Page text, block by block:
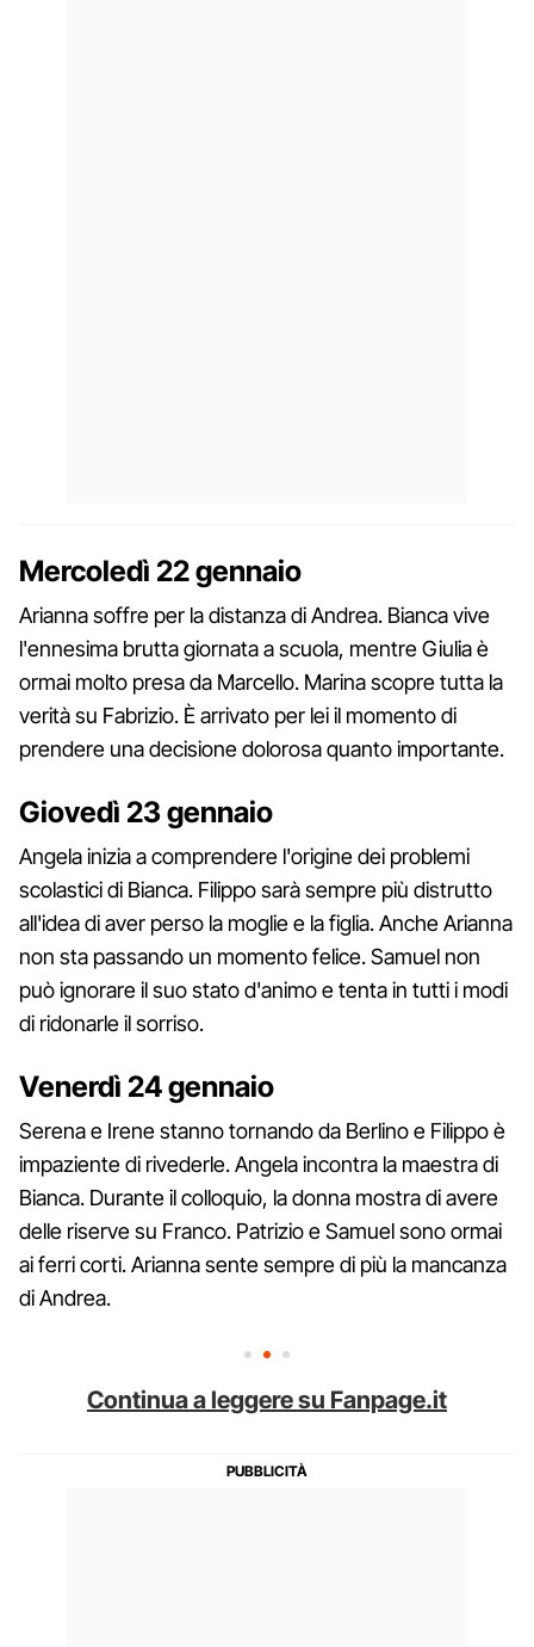
Mercoledì 22 gennaio
Arianna soffre per la distanza di Andrea. Bianca vive
l'ennesima brutta giornata a scuola, mentre Giulia è
ormai molto presa da Marcello. Marina scopre tutta la
verità su Fabrizio. È arrivato per lei il momento di
prendere una decisione dolorosa quanto importante.
Giovedì 23 gennaio
Angela inizia a comprendere l'origine dei problemi
scolastici di Bianca. Filippo sarà sempre più distrutto
all'idea di aver perso la moglie e la figlia. Anche Arianna
non sta passando un momento felice. Samuel non
può ignorare il suo stato d'animo e tenta in tutti i modi
di ridonarle il sorriso.
Venerdì 24 gennaio
Serena e Irene stanno tornando da Berlino e Filippo è
impaziente di rivederle. Angela incontra la maestra di
Bianca. Durante il colloquio, la donna mostra di avere
delle riserve su Franco. Patrizio e Samuel sono ormai
ai ferri corti. Arianna sente sempre di più la mancanza
di Andrea.
Continua a leggere su Fanpage.it